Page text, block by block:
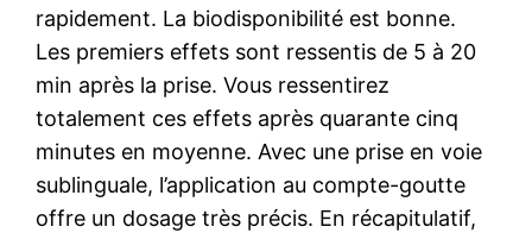
rapidement. La biodisponibilité est bonne.
Les premiers effets sont ressentis de 5 à 20
min après la prise. Vous ressentirez
totalement ces effets après quarante cinq
minutes en moyenne. Avec une prise en voie
sublinguale, l’application au compte-goutte
offre un dosage très précis. En récapitulatif,